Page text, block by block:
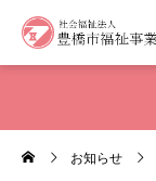
お知らせ